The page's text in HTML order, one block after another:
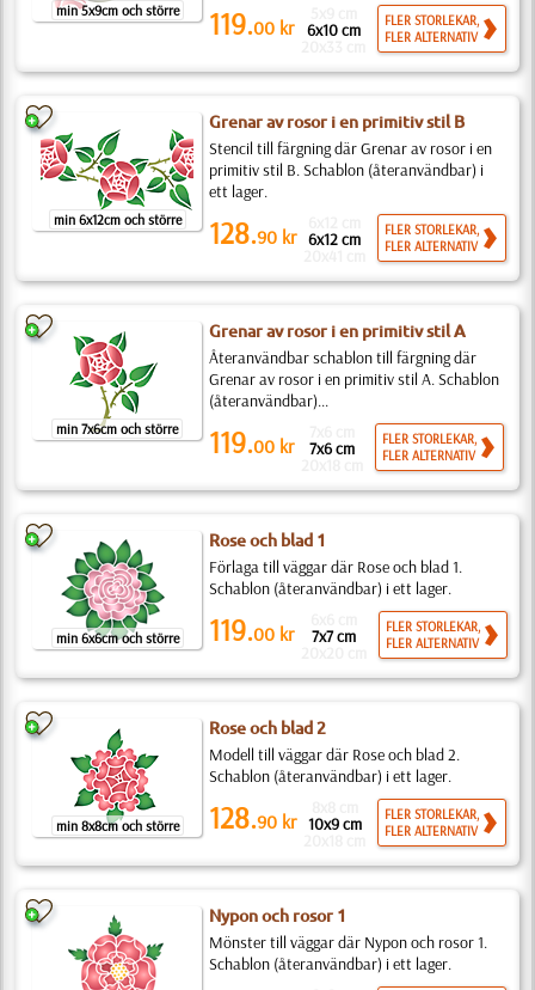
min 5x9cm och större 119.00 kr 6x10 cm
FLER STORLEKAR,
FLER ALTERNATIV
min 6x12cm och större
Grenar av rosor i en primitiv stil B
Stencil till färgning där Grenar av rosor i en
primitiv stil B. Schablon (återanvändbar) i
ett lager.
128.90 kr 6x12 cm
FLER STORLEKAR,
FLER ALTERNATIV
min 7x6cm och större
Grenar av rosor i en primitiv stil A
Återanvändbar schablon till färgning där
Grenar av rosor i en primitiv stil A. Schablon
(återanvändbar)...
119.00 kr 7x6 cm
FLER STORLEKAR,
FLER ALTERNATIV
min 6x6cm och större
Rose och blad 1
Förlaga till väggar där Rose och blad 1.
Schablon (återanvändbar) i ett lager.
119.00 kr 7x7 cm
FLER STORLEKAR,
FLER ALTERNATIV
min 8x8cm och större
Rose och blad 2
Modell till väggar där Rose och blad 2.
Schablon (återanvändbar) i ett lager.
128.90 kr 10x9 cm
FLER STORLEKAR,
FLER ALTERNATIV
Nypon och rosor 1
Mönster till väggar där Nypon och rosor 1.
Schablon (återanvändbar) i ett lager.